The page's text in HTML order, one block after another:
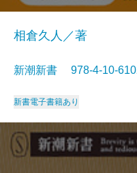
相倉久人／著
新潮新書 978-4-10-
新書電子書籍あり